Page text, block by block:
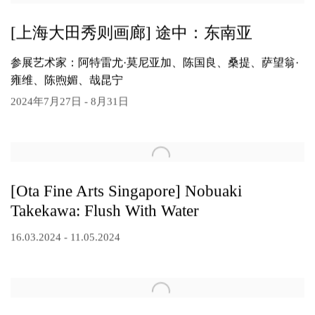
[上海大田秀则画廊] 途中：东南亚
参展艺术家：阿特雷尤·莫尼亚加、陈国良、桑提、萨望翁·
雍维、陈煦媚、哉昆宁
2024年7月27日 - 8月31日
[Ota Fine Arts Singapore] Nobuaki
Takekawa: Flush With Water
16.03.2024 - 11.05.2024